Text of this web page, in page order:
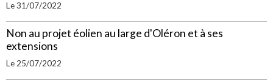
Le 31/07/2022
Non au projet éolien au large d'Oléron et à ses
extensions
Le 25/07/2022